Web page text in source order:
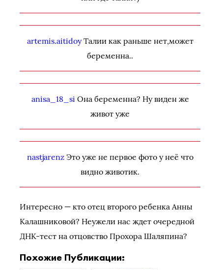
artemis.aitidoyТалии как раньше нет,может
беременна..
anisa_18_si Она беременна? Ну виден же
живот уже
nastjarenzЭто уже не первое фото у неё что
видно животик.
Интересно — кто отец второго ребенка Анны
Калашниковой? Неужели нас ждет очередной
ДНК-тест на отцовство Прохора Шаляпина?
Похожие Публикации: